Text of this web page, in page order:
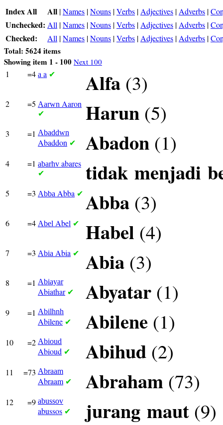
Index All All |Names |Nouns |Verbs | Adjectives | Adverbs |
Unchecked: All |Names |Nouns |Verbs | Adjectives | Adverbs |
Checked: All |Names |Nouns |Verbs | Adjectives | Adverbs |
Total: 5624 items
Showing item 1 - 100 Next 100
1 =4 a a ✔ Alfa (3)
2 =5 Aarwn Aaron
✔ Harun (5)
3 =1 Abaddwn
Abaddon ✔ Abadon (1)
4 =1 abarhv abares
✔ tidak menjadi
5 =3 Abba Abba ✔ Abba (3)
6 =4 Abel Abel ✔ Habel (4)
7 =3 Abia Abia ✔ Abia (3)
8 =1 Abiayar
Abiathar ✔ Abyatar (1)
9 =1 Abilhnh
Abilene ✔ Abilene (1)
10 =2 Abioud
Abioud ✔ Abihud (2)
11 =73 Abraam
Abraam ✔ Abraham (73)
12 =9 abussov
abussos ✔ jurang maut (9)